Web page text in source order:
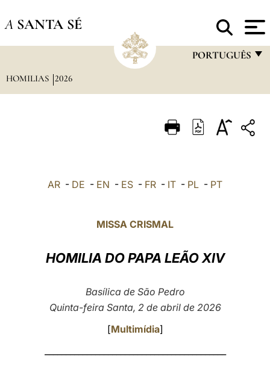
A SANTA SÉ
PORTUGUÊS
ITALIANO
中文
HOMILIAS 2026
AR - DE - EN - ES - FR - IT - PL - PT
MISSA CRISMAL
HOMILIA DO PAPA LEÃO XIV
Basílica de São Pedro
Quinta-feira Santa, 2 de abril de 2026
[Multimídia]